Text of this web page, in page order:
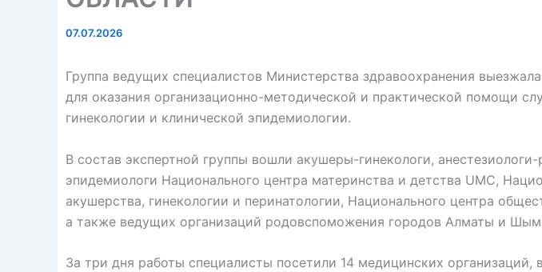
07.07.2026
Группа ведущих специалистов Министерства здравоохранения
для оказания организационно-методической и практической помощи
гинекологии и клинической эпидемиологии.
В состав экспертной группы вошли акушеры-гинекологи,
эпидемиологи Национального центра материнства и детства UMC,
акушерства, гинекологии и перинатологии, Национального центра
а также ведущих организаций родовспоможения городов Алматы и
За три дня работы специалисты посетили 14 медицинских организаций,